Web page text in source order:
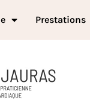
Prestations